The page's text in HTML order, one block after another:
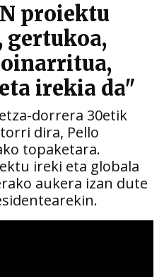
proiektu
gertukoa,
irekia da"
dorrera 30etik
dira, Pello
topaketara.
ireki eta globala
aukera izan dute